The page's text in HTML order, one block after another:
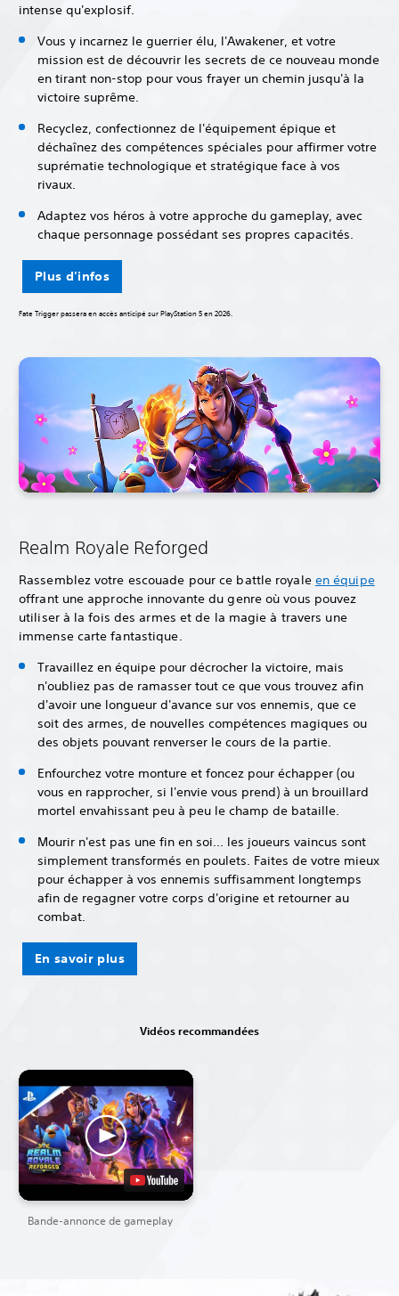
intense qu'explosif.
Vous y incarnez le guerrier élu, l'Awakener, et votre
mission est de découvrir les secrets de ce nouveau monde
en tirant non-stop pour vous frayer un chemin jusqu'à la
victoire suprême.
Recyclez, confectionnez de l'équipement épique et
déchaînez des compétences spéciales pour affirmer votre
suprématie technologique et stratégique face à vos
rivaux.
Adaptez vos héros à votre approche du gameplay, avec
chaque personnage possédant ses propres capacités.
Plus d'infos
Fate Trigger passera en accès anticipé sur PlayStation 5 en 2026.
Realm Royale Reforged
Rassemblez votre escouade pour ce battle royale en équipe
offrant une approche innovante du genre où vous pouvez
utiliser à la fois des armes et de la magie à travers une
immense carte fantastique.
Travaillez en équipe pour décrocher la victoire, mais
n'oubliez pas de ramasser tout ce que vous trouvez afin
d'avoir une longueur d'avance sur vos ennemis, que ce
soit des armes, de nouvelles compétences magiques ou
des objets pouvant renverser le cours de la partie.
Enfourchez votre monture et foncez pour échapper (ou
vous en rapprocher, si l'envie vous prend) à un brouillard
mortel envahissant peu à peu le champ de bataille.
Mourir n'est pas une fin en soi... les joueurs vaincus sont
simplement transformés en poulets. Faites de votre mieux
pour échapper à vos ennemis suffisamment longtemps
afin de regagner votre corps d'origine et retourner au
combat.
En savoir plus
Vidéos recommandées
Bande-annonce de gameplay